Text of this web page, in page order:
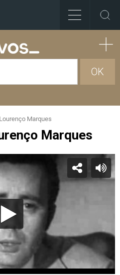
OK
Marques
Marques